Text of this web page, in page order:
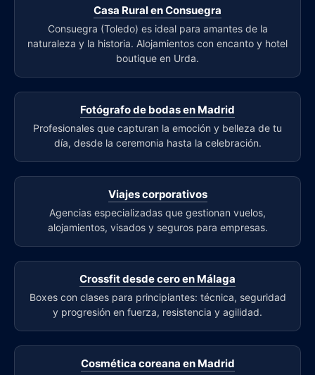
Casa Rural en Consuegra
Consuegra (Toledo) es ideal para amantes de la
naturaleza y la historia. Alojamientos con encanto y hotel
boutique en Urda.
Fotógrafo de bodas en Madrid
Profesionales que capturan la emoción y belleza de tu
día, desde la ceremonia hasta la celebración.
Viajes corporativos
Agencias especializadas que gestionan vuelos,
alojamientos, visados y seguros para empresas.
Crossfit desde cero en Málaga
Boxes con clases para principiantes: técnica, seguridad
y progresión en fuerza, resistencia y agilidad.
Cosmética coreana en Madrid